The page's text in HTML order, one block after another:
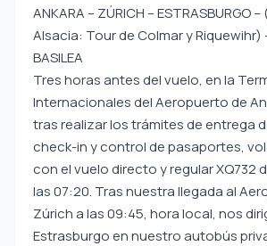
ANKARA – ZÚRICH – ESTRASBURGO
Alsacia: Tour de Colmar y Riquewihr)
BASILEA
Tres horas antes del vuelo, en la
Internacionales del Aeropuerto de
tras realizar los trámites de entrega
check-in y control de pasaportes,
con el vuelo directo y regular XQ732
las 07:20. Tras nuestra llegada al
Zúrich a las 09:45, hora local, nos
Estrasburgo en nuestro autobús